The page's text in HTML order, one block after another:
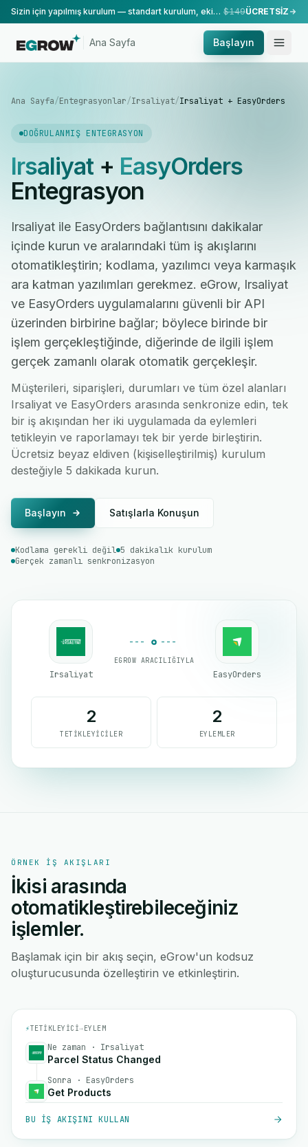
Sizin için yapılmış kurulum — standart kurulum, ekibimiz tarafından yapılır. $149ÜCRETSİZ
Ana Sayfa Başlayın
Ana Sayfa/Entegrasyonlar/Irsaliyat/Irsaliyat + EasyOrders
DOĞRULANMIŞ ENTEGRASYON
Irsaliyat+ EasyOrders
Entegrasyon
Irsaliyat ile EasyOrders bağlantısını dakikalar
içinde kurun ve aralarındaki tüm iş akışlarını
otomatikleştirin; kodlama, yazılımcı veya karmaşık
ara katman yazılımları gerekmez. eGrow, Irsaliyat
ve EasyOrders uygulamalarını güvenli bir API
üzerinden birbirine bağlar; böylece birinde bir
işlem gerçekleştiğinde, diğerinde de ilgili işlem
gerçek zamanlı olarak otomatik gerçekleşir.
Müşterileri, siparişleri, durumları ve tüm özel alanları
Irsaliyat ve EasyOrders arasında senkronize edin, tek
bir iş akışından her iki uygulamada da eylemleri
tetikleyin ve raporlamayı tek bir yerde birleştirin.
Ücretsiz beyaz eldiven (kişiselleştirilmiş) kurulum
desteğiyle 5 dakikada kurun.
Başlayın Satışlarla Konuşun
Kodlama gerekli değil 5 dakikalık kurulum
Gerçek zamanlı senkronizasyon
Irsaliyat
EGROW ARACILIĞIYLA
EasyOrders
2
TETIKLEYICILER
2
EYLEMLER
ÖRNEK IŞ AKIŞLARI
İkisi arasında
otomatikleştirebileceğiniz
işlemler.
Başlamak için bir akış seçin, eGrow'un kodsuz
oluşturucusunda özelleştirin ve etkinleştirin.
⚡TETIKLEYICI→EYLEM
Ne zaman · Irsaliyat
Parcel Status Changed
Sonra · EasyOrders
Get Products
BU IŞ AKIŞINI KULLAN